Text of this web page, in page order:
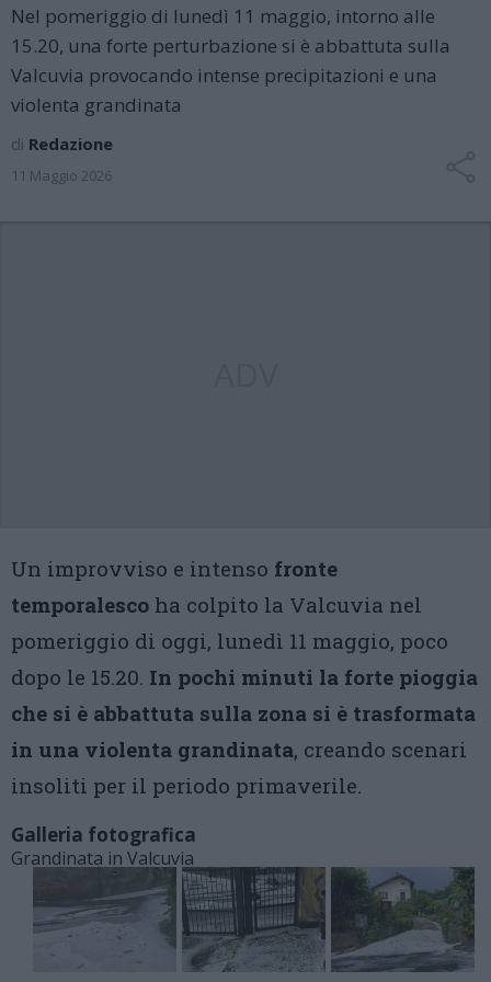
Nel pomeriggio di lunedì 11 maggio, intorno alle
15.20, una forte perturbazione si è abbattuta sulla
Valcuvia provocando intense precipitazioni e una
violenta grandinata
di Redazione
11 Maggio 2026
Un improvviso e intenso fronte
temporalesco ha colpito la Valcuvia nel
pomeriggio di oggi, lunedì 11 maggio, poco
dopo le 15.20. In pochi minuti la forte pioggia
che si è abbattuta sulla zona si è trasformata
in una violenta grandinata, creando scenari
insoliti per il periodo primaverile.
Galleria fotografica
Grandinata in Valcuvia